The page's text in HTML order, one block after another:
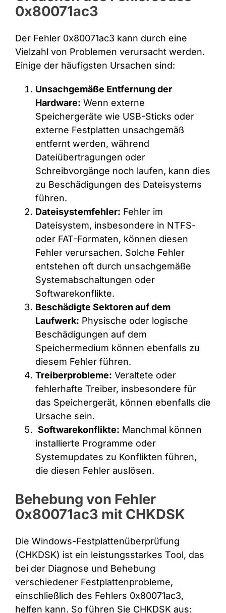
0x80071ac3
Der Fehler 0x80071ac3 kann durch eine
Vielzahl von Problemen verursacht werden.
Einige der häufigsten Ursachen sind:
Unsachgemäße Entfernung der
Hardware: Wenn externe
Speichergeräte wie USB-Sticks oder
externe Festplatten unsachgemäß
entfernt werden, während
Dateiübertragungen oder
Schreibvorgänge noch laufen, kann dies
zu Beschädigungen des Dateisystems
führen.
Dateisystemfehler: Fehler im
Dateisystem, insbesondere in NTFS-
oder FAT-Formaten, können diesen
Fehler verursachen. Solche Fehler
entstehen oft durch unsachgemäße
Systemabschaltungen oder
Softwarekonflikte.
Beschädigte Sektoren auf dem
Laufwerk: Physische oder logische
Beschädigungen auf dem
Speichermedium können ebenfalls zu
diesem Fehler führen.
Treiberprobleme: Veraltete oder
fehlerhafte Treiber, insbesondere für
das Speichergerät, können ebenfalls die
Ursache sein.
Softwarekonflikte: Manchmal können
installierte Programme oder
Systemupdates zu Konflikten führen,
die diesen Fehler auslösen.
Behebung von Fehler
0x80071ac3 mit CHKDSK
Die Windows-Festplattenüberprüfung
(CHKDSK) ist ein leistungsstarkes Tool, das
bei der Diagnose und Behebung
verschiedener Festplattenprobleme,
einschließlich des Fehlers 0x80071ac3,
helfen kann. So führen Sie CHKDSK aus: